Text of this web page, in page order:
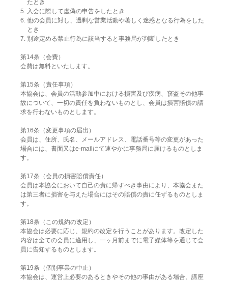
たとき
5. 入会に際して虚偽の申告をしたとき
6. 他の会員に対し、過剰な営業活動や著しく迷惑となる行為をした
とき
7. 別途定める禁止行為に該当すると事務局が判断したとき
第14条（会費）
会費は無料といたします。
第15条（責任事項）
本協会は、会員の活動参加中における損害及び疾病、窃盗その他事
故について、一切の責任を負わないものとし、会員は損害賠償の請
求を行わないものとします。
第16条（変更事項の届出）
会員は、住所、氏名、メールアドレス、電話番号等の変更があった
場合には、書面又はe-mailにて速やかに事務局に届けるものとしま
す。
第17条（会員の損害賠償責任）
会員は本協会において自己の責に帰すべき事由により、本協会また
は第三者に損害を与えた場合にはその賠償の責に任ずるものとしま
す。
第18条（この規約の改定）
本協会は必要に応じ、規約の改定を行うことがあります。改定した
内容は全ての会員に適用し、一ヶ月前までに電子媒体等を通じて会
員に告知するものとします。
第19条（個別事業の中止）
本協会は、運営上必要のあるときやその他の事由がある場合、講座